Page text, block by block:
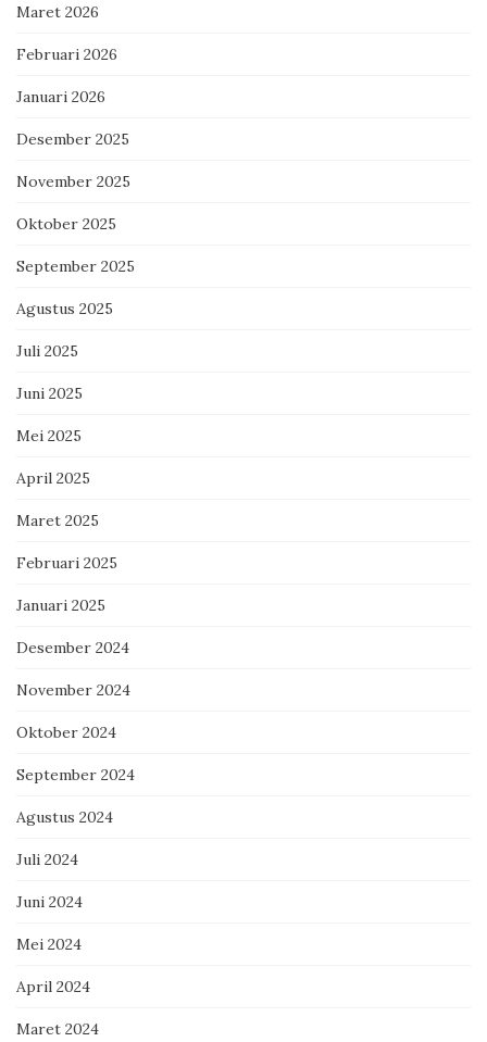
Maret 2026
Februari 2026
Januari 2026
Desember 2025
November 2025
Oktober 2025
September 2025
Agustus 2025
Juli 2025
Juni 2025
Mei 2025
April 2025
Maret 2025
Februari 2025
Januari 2025
Desember 2024
November 2024
Oktober 2024
September 2024
Agustus 2024
Juli 2024
Juni 2024
Mei 2024
April 2024
Maret 2024